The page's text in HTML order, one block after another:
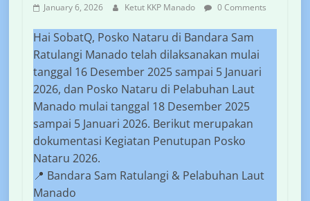
January 6, 2026 Ketut KKP Manado 0 Comments
Hai SobatQ, Posko Nataru di Bandara Sam
Ratulangi Manado telah dilaksanakan mulai
tanggal 16 Desember 2025 sampai 5 Januari
2026, dan Posko Nataru di Pelabuhan Laut
Manado mulai tanggal 18 Desember 2025
sampai 5 Januari 2026. Berikut merupakan
dokumentasi Kegiatan Penutupan Posko
Nataru 2026.
📍 Bandara Sam Ratulangi & Pelabuhan Laut
Manado